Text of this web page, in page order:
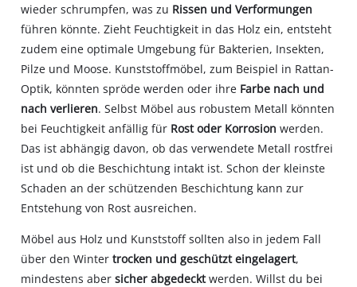
wieder schrumpfen, was zu Rissen und Verformungen
führen könnte. Zieht Feuchtigkeit in das Holz ein, entsteht
zudem eine optimale Umgebung für Bakterien, Insekten,
Pilze und Moose. Kunststoffmöbel, zum Beispiel in Rattan-
Optik, könnten spröde werden oder ihre Farbe nach und
nach verlieren. Selbst Möbel aus robustem Metall könnten
bei Feuchtigkeit anfällig für Rost oder Korrosionwerden.
Das ist abhängig davon, ob das verwendete Metall rostfrei
ist und ob die Beschichtung intakt ist. Schon der kleinste
Schaden an der schützenden Beschichtung kann zur
Entstehung von Rost ausreichen.
Möbel aus Holz und Kunststoff sollten also in jedem Fall
über den Wintertrocken und geschützt eingelagert,
mindestens abersicher abgedecktwerden. Willst du bei